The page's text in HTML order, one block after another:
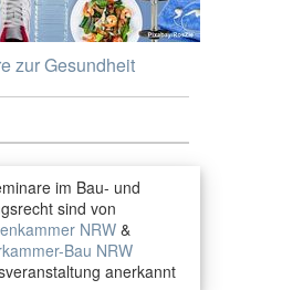
zur Gesundheit
im Bau- und
sind von
NRW&
Bau NRW
anerkannt